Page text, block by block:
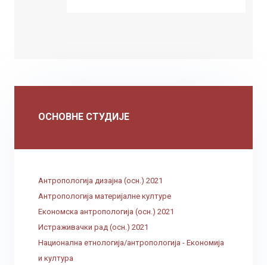
ОСНОВНЕ СТУДИЈЕ
Антропологија дизајна (осн.) 2021
Антропологија материјалне културе
Економска антропологија (осн.) 2021
Истраживачки рад (осн.) 2021
Национална етнологија/антропологија - Економија
и култура